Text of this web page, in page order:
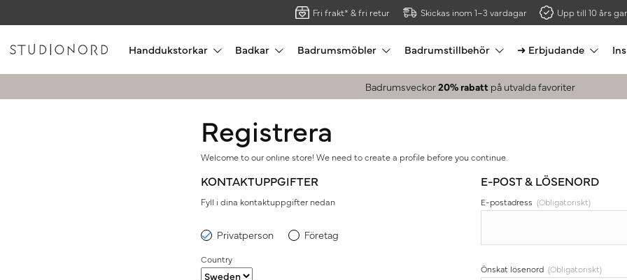
Fri frakt* & fri retur Skickas inom 1–3 vardagar Upp till 10 års
Handdukstorkar Badkar Badrumsmöbler Badrumstillbehör ➜ Erbjudande
Badrumsveckor20% rabatt på utvalda favoriter
Registrera
Welcome to our online store! We need to create a profile before you continue.
KONTAKTUPPGIFTER
Fyll i dina kontaktuppgifter nedan
Privatperson Företag
Country
E-POST & LÖSENORD
E-postadress (Obligatoriskt)
Önskat lösenord (Obligatoriskt)